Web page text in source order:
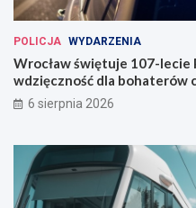
POLICJA WYDARZENIA
Wrocław świętuje 107-lecie
wdzięczność dla bohaterów
6 sierpnia 2026